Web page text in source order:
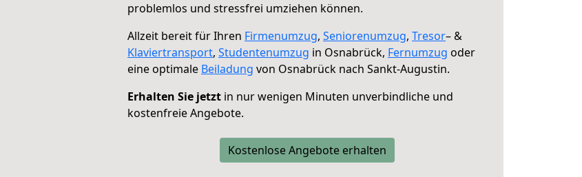
problemlos und stressfrei umziehen können.
Allzeit bereit für Ihren Firmenumzug, Seniorenumzug, Tresor– &
Klaviertransport, Studentenumzug in Osnabrück, Fernumzug oder
eine optimale Beiladung von Osnabrück nach Sankt-Augustin.
Erhalten Sie jetzt in nur wenigen Minuten unverbindliche und
kostenfreie Angebote.
Kostenlose Angebote erhalten